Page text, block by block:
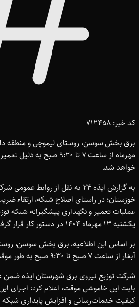
کد خبر: 712458
مهرماه از ساعت ۷ تا ۹:۳۰
خواهد شد.
به گزارش ایذه ۲۴ به نقل از روابط
خوزستان؛ در راستای اصلاح شبکه، ارتقاء
عملیات تعمیر و نگهداری پیشگیرانه شبکه
یکشنبه ۱۳ مهرماه ۱۴۰۴ در دستور کار قرار گرفته است.
بر اساس این اطلاعیه، برق بخش سوسن،
آبغار از ساعت ۷ صبح تا ۹:۳۰ صبح به طور موقت قطع خواهد شد.
شرکت توزیع نیروی برق شهرستان ایذه ضمن
بابت این خاموشی موقت، اعلام کرد: اجرای
کیفیت خدمات‌رسانی و افزایش پایداری